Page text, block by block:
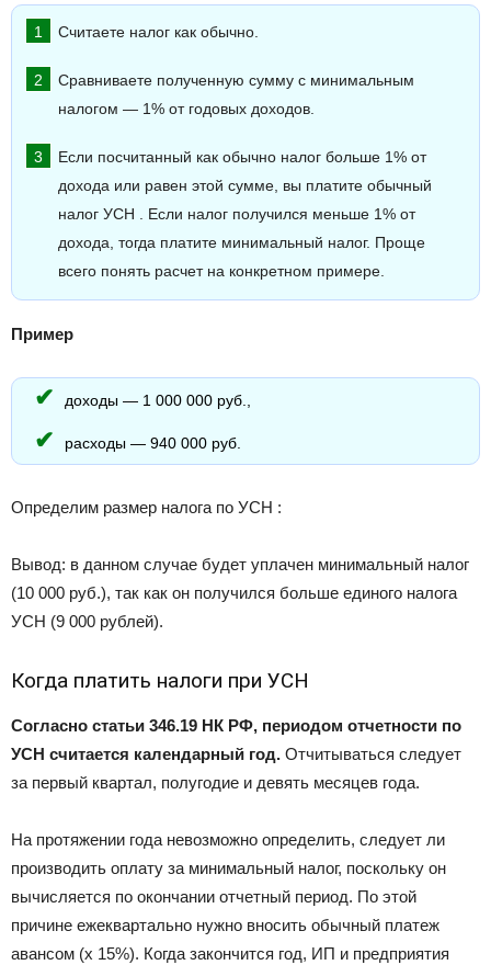
Считаете налог как обычно.
Сравниваете полученную сумму с минимальным
налогом — 1% от годовых доходов.
Если посчитанный как обычно налог больше 1% от
дохода или равен этой сумме, вы платите обычный
налог УСН . Если налог получился меньше 1% от
дохода, тогда платите минимальный налог. Проще
всего понять расчет на конкретном примере.
Пример
доходы — 1 000 000 руб.,
расходы — 940 000 руб.
Определим размер налога по УСН :
Вывод: в данном случае будет уплачен минимальный налог
(10 000 руб.), так как он получился больше единого налога
УСН (9 000 рублей).
Когда платить налоги при УСН
Согласно статьи 346.19 НК РФ, периодом отчетности по
УСН считается календарный год. Отчитываться следует
за первый квартал, полугодие и девять месяцев года.
На протяжении года невозможно определить, следует ли
производить оплату за минимальный налог, поскольку он
вычисляется по окончании отчетный период. По этой
причине ежеквартально нужно вносить обычный платеж
авансом (х 15%). Когда закончится год, ИП и предприятия